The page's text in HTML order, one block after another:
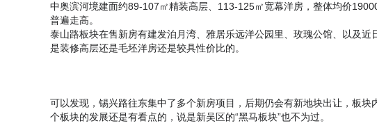
中奥滨河境建面约89-107㎡精装高层、113-125㎡宽幕洋房，整体均价
普遍走高。
泰山路板块在售新房有建发泊月湾、雅居乐远洋公园里、玫瑰公馆、以及
是装修高层还是毛坯洋房还是较具性价比的。
可以发现，锡兴路往东集中了多个新房项目，后期仍会有新地块出让，板
个板块的发展还是有看点的，说是新吴区的“黑马板块”也不为过。